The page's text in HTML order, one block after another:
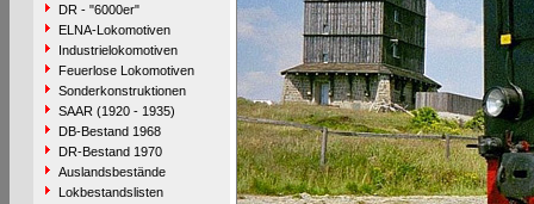
DR - "6000er"
ELNA-Lokomotiven
Industrielokomotiven
Feuerlose Lokomotiven
Sonderkonstruktionen
SAAR (1920 - 1935)
DB-Bestand 1968
DR-Bestand 1970
Auslandsbestände
Lokbestandslisten